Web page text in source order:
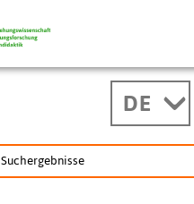
DE
Suchergebnisse